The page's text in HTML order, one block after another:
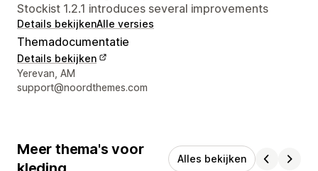
Stockist 1.2.1 introduces several improvements
Details bekijkenAlle versies
Themadocumentatie
Details bekijken
Contactgegevens ontwerper
Yerevan, AM
support@noordthemes.com
Meer thema's voor
Alles bekijken